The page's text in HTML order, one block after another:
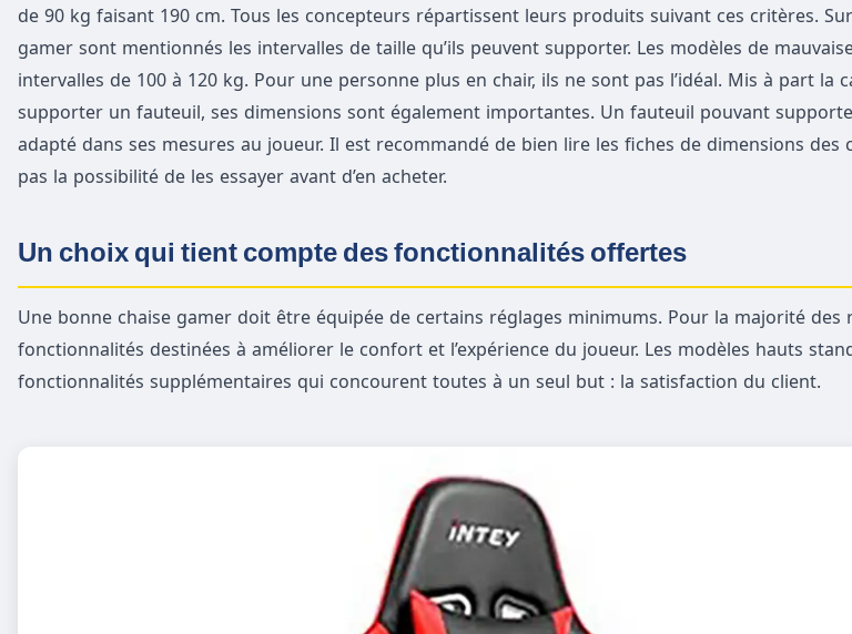
de 90 kg faisant 190 cm. Tous les concepteurs répartissent leurs produits suivant ces critères.
gamer sont mentionnés les intervalles de taille qu’ils peuvent supporter. Les modèles de
intervalles de 100 à 120 kg. Pour une personne plus en chair, ils ne sont pas l’idéal. Mis à part la
supporter un fauteuil, ses dimensions sont également importantes. Un fauteuil pouvant
adapté dans ses mesures au joueur. Il est recommandé de bien lire les fiches de dimensions des
pas la possibilité de les essayer avant d’en acheter.
Un choix qui tient compte des fonctionnalités offertes
Une bonne chaise gamer doit être équipée de certains réglages minimums. Pour la majorité des
fonctionnalités destinées à améliorer le confort et l’expérience du joueur. Les modèles hauts
fonctionnalités supplémentaires qui concourent toutes à un seul but : la satisfaction du client.